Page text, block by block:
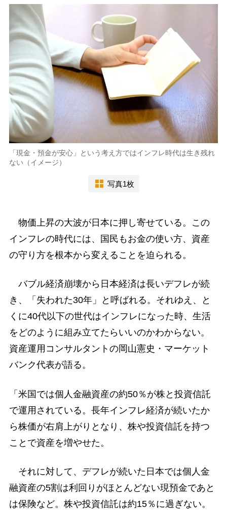
「現金・預金が安心」という考え方ではインフレ時代は生き残れ
ない（イメージ）
写真1枚
物価上昇の大波が日本に押し寄せている。この
インフレの時代には、国民もお金の使い方、資産
の守り方を根本から変えることを迫られる。
バブル経済崩壊から日本経済は長いデフレが続
き、「失われた30年」と呼ばれる。それゆえ、と
くに40代以下の世代はインフレになった時、生活
をどのように組み立てたらいいのかわからない。
資産運用コンサルタントの岡山憲史・マーケット
バンク代表が語る。
「米国では個人金融資産の約50％が株と投資信託
で運用されている。長年インフレ経済が続いたか
ら株価が右肩上がりとなり、株や投資信託を持つ
ことで資産を増やせた。
それに対して、デフレが続いた日本では個人金
融資産の5割は利回りがほとんどない現預金であと
は保険など。株や投資信託は約15％に過ぎない。